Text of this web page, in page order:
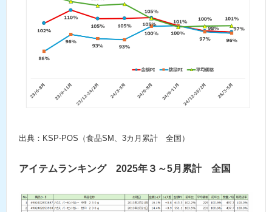
出典：KSP-POS（食品SM、3カ月累計 全国）
アイテムランキング 2025年３～5月累計 全国